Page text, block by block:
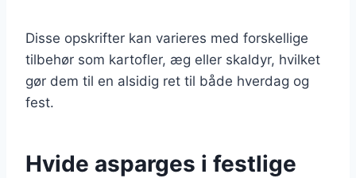
Disse opskrifter kan varieres med forskellige
tilbehør som kartofler, æg eller skaldyr, hvilket
gør dem til en alsidig ret til både hverdag og
fest.
Hvide asparges i festlige